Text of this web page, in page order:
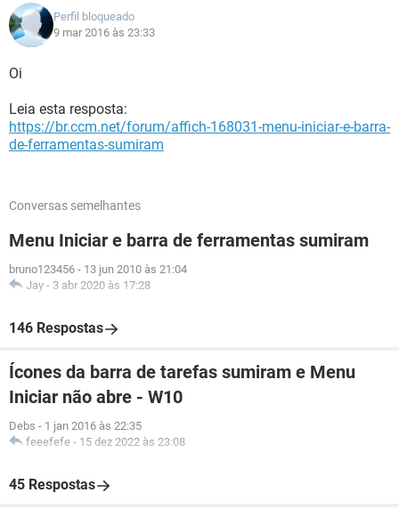
Perfil bloqueado
9 mar 2016 às 23:33
Oi
Leia esta resposta:
https://br.ccm.net/forum/affich-168031-menu-iniciar-e-barra-
de-ferramentas-sumiram
Conversas semelhantes
Menu Iniciar e barra de ferramentas sumiram
bruno123456 - 13 jun 2010 às 21:04
Jay - 3 abr 2020 às 17:28
146 Respostas
Ícones da barra de tarefas sumiram e Menu
Iniciar não abre - W10
Debs - 1 jan 2016 às 22:35
feeefefe - 15 dez 2022 às 23:08
45 Respostas